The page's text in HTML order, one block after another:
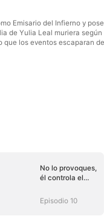
Emisario del Infierno y
de Yulia Leal muriera
que los eventos escaparan
No lo provoques,
él controla el
Episodio 10